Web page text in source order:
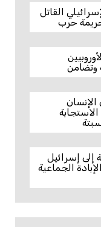
القاتل
حرب
وتضامن
إلى إسرائيل
الجماعية